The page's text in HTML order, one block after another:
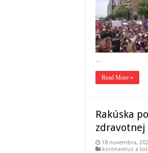
…
Read More »
Rakúska
18 novembra,
koronavírus a